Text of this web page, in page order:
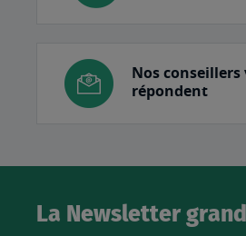
Nos conseillers
répondent
La Newsletter